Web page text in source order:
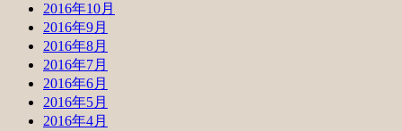
2016年10月
2016年9月
2016年8月
2016年7月
2016年6月
2016年5月
2016年4月